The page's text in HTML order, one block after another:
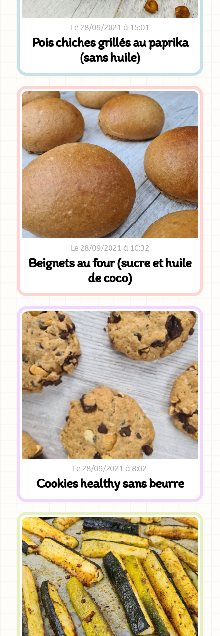
Le 28/09/2021 à 15:01
Pois chiches grillés au paprika
(sans huile)
Le 28/09/2021 à 10:32
Beignets au four (sucre et huile
de coco)
Le 28/09/2021 à 8:02
Cookies healthy sans beurre